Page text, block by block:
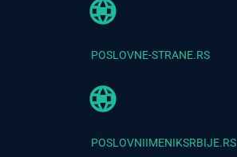
POSLOVNE-STRANE.RS
POSLOVNIIMENIKSRBIJE.RS